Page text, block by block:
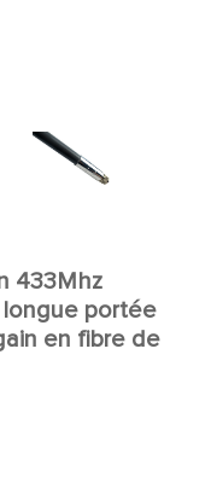
433Mhz
portée
en fibre de